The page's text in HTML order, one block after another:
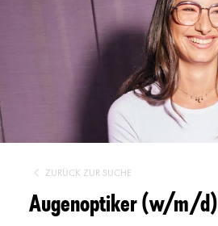
ZURÜCK ZUR SUCHE
Augenoptiker (w/m/d)